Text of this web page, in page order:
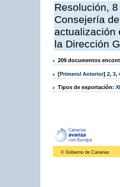
Resolución,
Consejería
actualización
la Dirección
209 documentos
[Primero/ Anterior] 2, 3,
Tipos de exportación:
© Gobierno de Canarias